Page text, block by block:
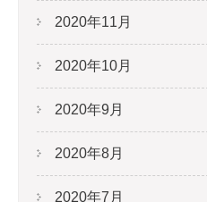
2020年11月
2020年10月
2020年9月
2020年8月
2020年7月